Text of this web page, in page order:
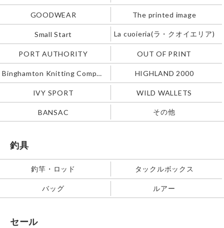
GOODWEAR The printed image
Small Start La cuoieria(ラ・クオイエリア)
PORT AUTHORITY OUT OF PRINT
Binghamton Knitting Company HIGHLAND 2000
IVY SPORT WILD WALLETS
BANSAC その他
釣具
釣竿・ロッド タックルボックス
バッグ ルアー
セール